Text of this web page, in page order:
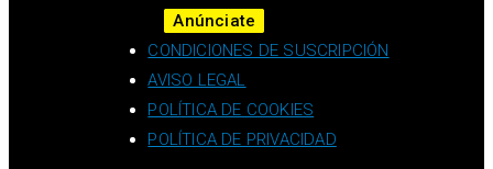
Anúnciate
CONDICIONES DE SUSCRIPCIÓN
AVISO LEGAL
POLÍTICA DE COOKIES
POLÍTICA DE PRIVACIDAD